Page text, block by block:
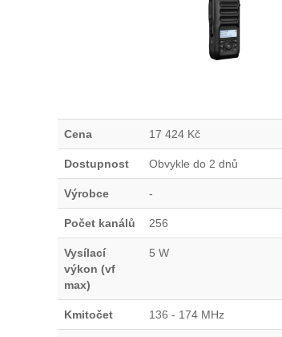
Cena 17 424 Kč
Dostupnost Obvykle do 2 dnů
Výrobce -
Počet kanálů 256
Vysílací
výkon (vf
max)
5 W
Kmitočet 136 - 174 MHz